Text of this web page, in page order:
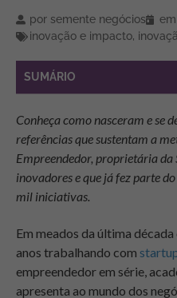
por semente negócios em
inovação e impacto,
SUMÁRIO
Conheça como nasceram e se
referências que sustentam a
Empreendedor, proprietária da
inovadores e que já fez parte
mil iniciativas.
Em meados da última
anos trabalhando com
empreendedor em série,
apresenta ao mundo dos